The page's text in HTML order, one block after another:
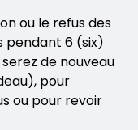
ou le refus des
pendant 6 (six)
de nouveau
pour
ou pour revoir